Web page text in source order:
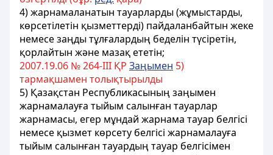
4) жарнамаланатын тауарларды (жұмыстарды,
көрсетiлетiн қызметтердi) пайдаланбайтын жеке
немесе заңды тұлғалардың беделiн түсiретiн,
қорлайтын және мазақ ететін;
2007.19.06 № 264-III ҚР Заңымен 5)
тармақшамен толықтырылды
5) Қазақстан Республикасының заңымен
жарнамалауға тыйым салынған тауарлар
жарнамасы, егер мұндай жарнама тауар белгісі
немесе қызмет көрсету белгісі жарнамалауға
тыйым салынған тауардың тауар белгісімен